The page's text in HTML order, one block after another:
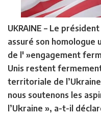
UKRAINE – Le
assuré son homologue
de l' »engagement
Unis restent
territoriale de
nous soutenons les
l’Ukraine », a-t-il